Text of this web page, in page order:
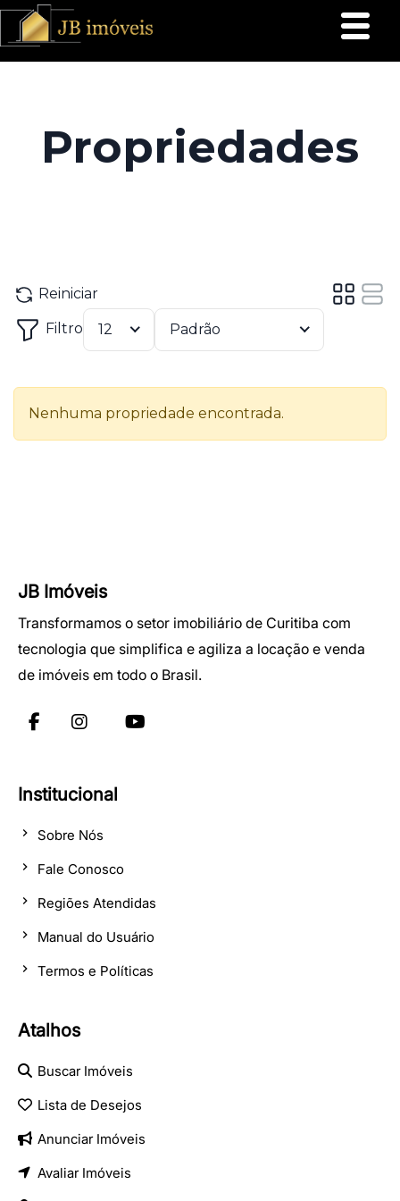
JB Imóveis
Transformamos o setor imobiliário de Curitiba com
tecnologia que simplifica e agiliza a locação e venda
de imóveis em todo o Brasil.
Institucional
Sobre Nós
Fale Conosco
Regiões Atendidas
Manual do Usuário
Termos e Políticas
Atalhos
Buscar Imóveis
Lista de Desejos
Anunciar Imóveis
Avaliar Imóveis